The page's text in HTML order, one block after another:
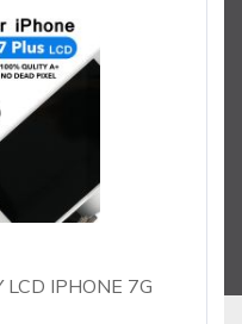
IPHONE 7G